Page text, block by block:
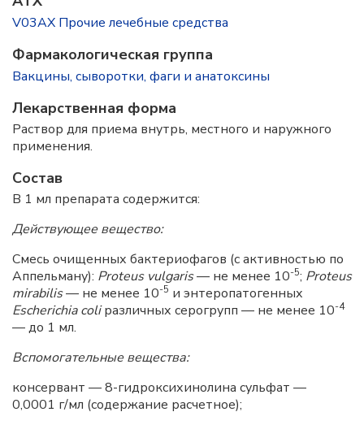
V03AX Прочие лечебные средства
Фармакологическая группа
Вакцины, сыворотки, фаги и анатоксины
Лекарственная форма
Раствор для приема внутрь, местного и наружного
применения.
Состав
В 1 мл препарата содержится:
Действующее вещество:
Смесь очищенных бактериофагов (с активностью по
Аппельману): Proteus vulgaris— не менее 10-5; Proteus
mirabilis— не менее 10-5 и энтеропатогенных
Escherichia coliразличных серогрупп — не менее 10-4
— до 1 мл.
Вспомогательные вещества:
консервант — 8-гидроксихинолина сульфат —
0,0001 г/мл (содержание расчетное);